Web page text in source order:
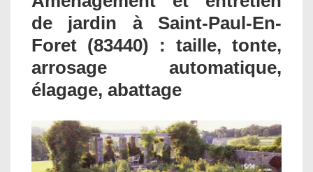
de jardin à Saint-Paul-En-
Foret (83440) : taille, tonte,
arrosage automatique,
élagage, abattage